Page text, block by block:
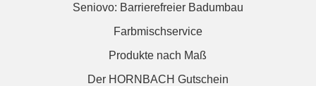
Seniovo: Barrierefreier Badumbau
Farbmischservice
Produkte nach Maß
Der HORNBACH Gutschein